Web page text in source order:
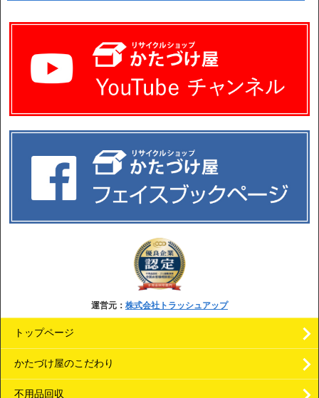
運営元： 株式会社トラッシュアップ
トップページ
かたづけ屋のこだわり
不用品回収